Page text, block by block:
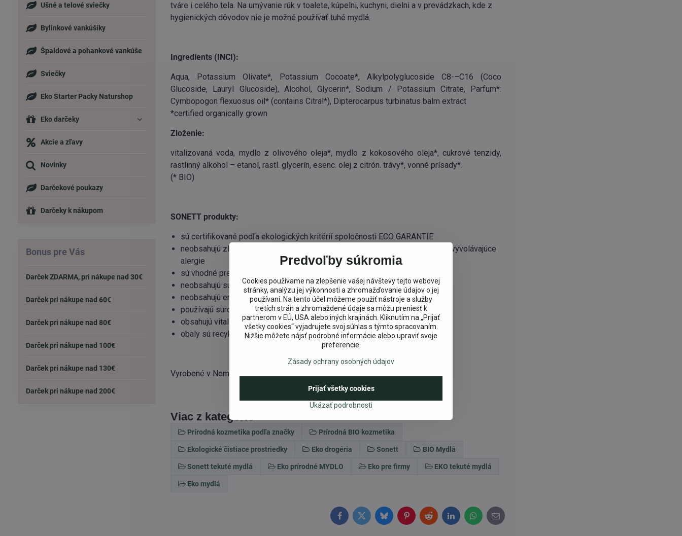
tváre i celého tela. Na umývanie rúk v toalete, kúpelni, kuchyni, dielni a v prevádzkach, kde z
hygienických dôvodov nie je možné používať tuhé mydlá.
Ingredients (INCI):
Aqua, Potassium Olivate*, Potassium Cocoate*, Alkylpolyglucoside C8-–C16 (Coco
Glucoside, Lauryl Glucoside), Alcohol, Glycerin*, Sodium / Potassium Citrate, Parfum*:
Cymbopogon flexuosus oil* (contains Citral*), Dipterocarpus turbinatus balm extract
*certified organically grown
Zloženie:
vitalizovaná voda, mydlo z olivového oleja*, mydlo z kokosového oleja*, cukrové tenzidy,
rastlinný alkohol – etanol, rastl. glycerín, esenc. olej z citrón. trávy*, vonné prísady*.
(* BIO)
SONETT produkty:
sú certifikované podľa ekologických kritérií spoločnosti ECO GARANTIE
neobsahujú zložky škodlivé životnému prostrediu, ohrozujúce zdravie, alebo vyvolávajúce
alergie
sú vhodné pre citlivú pokožku – sú 100% biodegradabilné
neobsahujú suroviny z ropy, syntetické konzervanty, vône a farbivá
neobsahujú enzými a fosfáty
používajú suroviny z bio dynamického, alebo ekologického pestovania
obsahujú vitalizovanú vodu
obaly sú recyklovateľné.
Vyrobené v Nemecku.
Viac z kategórie
Prírodná kozmetika podľa značky Prírodná BIO kozmetika
Ekologické čistiace prostriedky Eko drogéria Sonett BIO Mydlá
Sonett tekuté mydlá Eko prírodné MYDLO Eko pre firmy EKO tekuté mydlá
Eko mydlá
FacebookTwitterBlueskyPinterestRedditLinkedInWhatsApp
E-
mail
Ušné a telové sviečky
Bylinkové vankúšiky
Špaldové a pohankové vankúše
Sviečky
Eko Starter Packy Naturshop
Eko darčeky
Akcie a zľavy
Novinky
Darčekové poukazy
Darčeky k nákupom
Bonus pre Vás
Darček ZDARMA, pri nákupe nad 30€
Darček pri nákupe nad 60€
Darček pri nákupe nad 80€
Darček pri nákupe nad 100€
Darček pri nákupe nad 130€
Darček pri nákupe nad 200€
Predvoľby súkromia
Cookies používame na zlepšenie vašej návštevy tejto webovej
stránky, analýzu jej výkonnosti a zhromažďovanie údajov o jej
používaní. Na tento účel môžeme použiť nástroje a služby
tretích strán a zhromaždené údaje sa môžu preniesť k
partnerom v EÚ, USA alebo iných krajinách. Kliknutím na „Prijať
všetky cookies“ vyjadrujete svoj súhlas s týmto spracovaním.
Nižšie môžete nájsť podrobné informácie alebo upraviť svoje
preferencie.
Zásady ochrany osobných údajov
Ukázať podrobnosti
Prijať všetky cookies